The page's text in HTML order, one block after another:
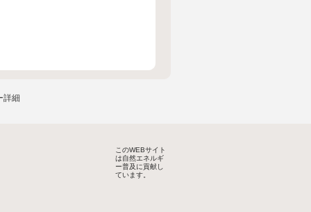
詳細
このWEBサイト
は自然エネルギ
ー普及に貢献し
ています。